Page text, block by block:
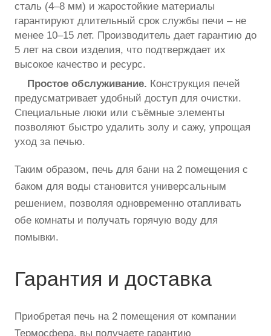
сталь (4–8 мм) и жаростойкие материалы
гарантируют длительный срок службы печи – не
менее 10–15 лет. Производитель дает гарантию до
5 лет на свои изделия, что подтверждает их
высокое качество и ресурс.
Простое обслуживание. Конструкция печей
предусматривает удобный доступ для очистки.
Специальные люки или съёмные элементы
позволяют быстро удалить золу и сажу, упрощая
уход за печью.
Таким образом, печь для бани на 2 помещения с
баком для воды становится универсальным
решением, позволяя одновременно отапливать
обе комнаты и получать горячую воду для
помывки.
Гарантия и доставка
Приобретая печь на 2 помещения от компании
Термосфера, вы получаете гарантию